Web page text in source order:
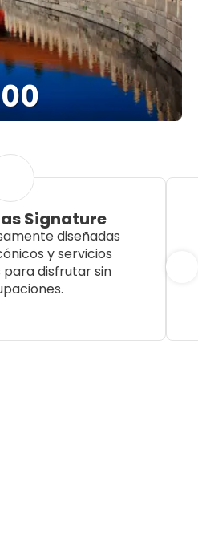
Signature
diseñadas
y servicios
disfrutar sin